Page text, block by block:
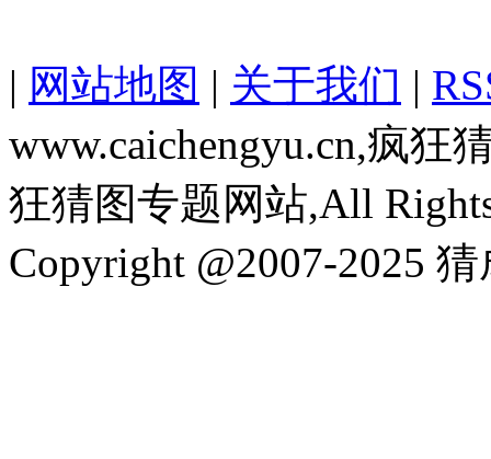
| 网站地图 | 关于我们 |
www.caichengyu.cn,疯狂
狂猜图专题网站,All
Copyright @2007-2025